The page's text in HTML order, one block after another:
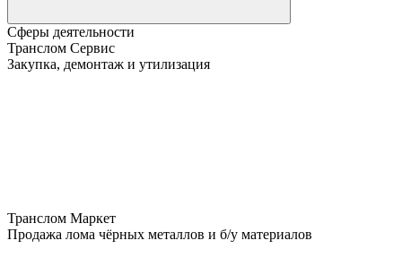
Сферы деятельности
Транслом Сервис
Закупка, демонтаж и утилизация
Транслом Маркет
Продажа лома чёрных металлов и б/у материалов